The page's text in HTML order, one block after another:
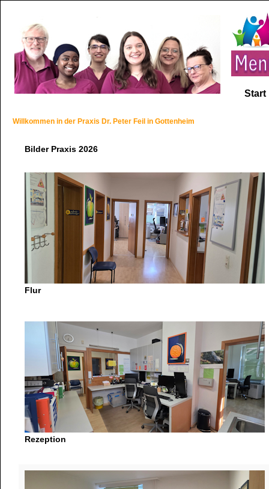
Start
Willkommen in der Praxis Dr. Peter Feil in Gottenheim
Bilder Praxis 2026
Flur
Rezeption